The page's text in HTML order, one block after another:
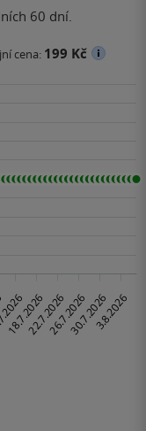
60 dní.
cena: 199 Kč